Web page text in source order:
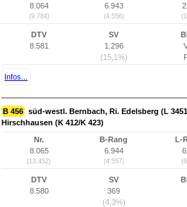
8.064
(9.784)
6.943
(4.556)
DTV
8.581
SV
1.296
(15,1%)
Infos...
B 456 süd-westl. Bernbach, Ri. Edelsberg (L
Hirschhausen (K 412/K 423)
Nr.
8.065
(13.452)
B-Rang
6.944
(4.557)
L-
DTV
8.580
SV
369
(4,3%)